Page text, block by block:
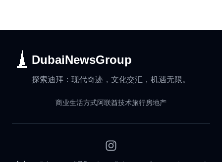
DubaiNewsGroup
探索迪拜：现代奇迹，文化交汇，机遇无限。
商业生活方式阿联酋技术旅行房地产